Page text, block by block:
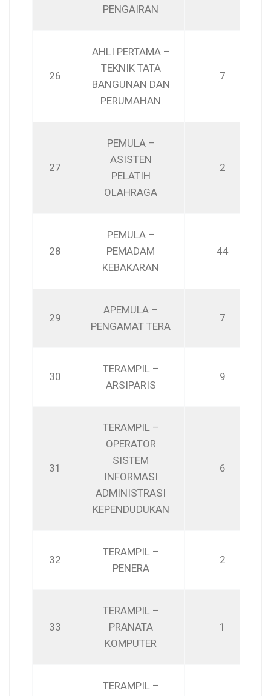
PENGAIRAN
26
AHLI PERTAMA –
TEKNIK TATA
BANGUNAN DAN
PERUMAHAN
7
27
PEMULA –
ASISTEN
PELATIH
OLAHRAGA
2
28
PEMULA –
PEMADAM
KEBAKARAN
44
29
APEMULA –
PENGAMAT TERA
7
30
TERAMPIL –
ARSIPARIS
9
31
TERAMPIL –
OPERATOR
SISTEM
INFORMASI
ADMINISTRASI
KEPENDUDUKAN
6
32
TERAMPIL –
PENERA
2
33
TERAMPIL –
PRANATA
KOMPUTER
1
TERAMPIL –